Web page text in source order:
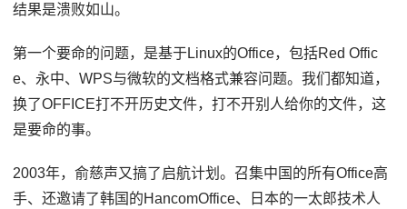
结果是溃败如山。
第一个要命的问题，是基于Linux的Office，包括Red Offic
e、永中、WPS与微软的文档格式兼容问题。我们都知道，
换了OFFICE打不开历史文件，打不开别人给你的文件，这
是要命的事。
2003年，俞慈声又搞了启航计划。召集中国的所有Office高
手、还邀请了韩国的HancomOffice、日本的一太郎技术人